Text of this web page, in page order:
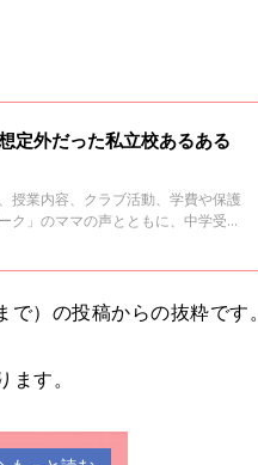
定外だった私立校あるある
授業内容、クラブ活動、学費や保護
ク」のママの声とともに、中学受験
）の投稿からの抜粋です。
す。